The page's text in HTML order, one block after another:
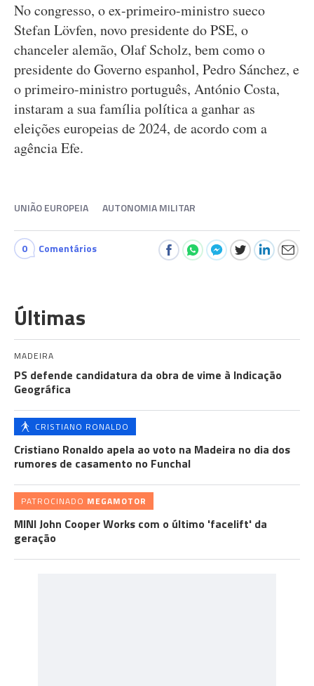
No congresso, o ex-primeiro-ministro sueco
Stefan Lövfen, novo presidente do PSE, o
chanceler alemão, Olaf Scholz, bem como o
presidente do Governo espanhol, Pedro Sánchez, e
o primeiro-ministro português, António Costa,
instaram a sua família política a ganhar as
eleições europeias de 2024, de acordo com a
agência Efe.
UNIÃO EUROPEIA AUTONOMIA MILITAR
0 Comentários
Últimas
MADEIRA
PS defende candidatura da obra de vime à Indicação
Geográfica
CRISTIANO RONALDO
Cristiano Ronaldo apela ao voto na Madeira no dia dos
rumores de casamento no Funchal
PATROCINADO MEGAMOTOR
MINI John Cooper Works com o último 'facelift' da
geração